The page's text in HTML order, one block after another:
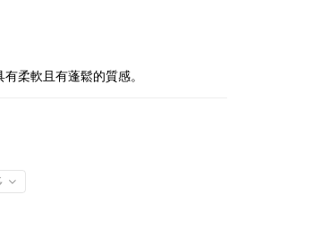
柔軟且有蓬鬆的質感。